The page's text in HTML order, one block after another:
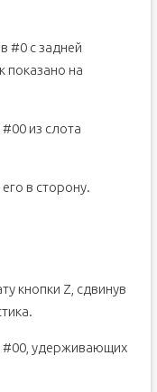
#0 с задней
показано на
из слота
в сторону.
кнопки Z, сдвинув
#00, удерживающих